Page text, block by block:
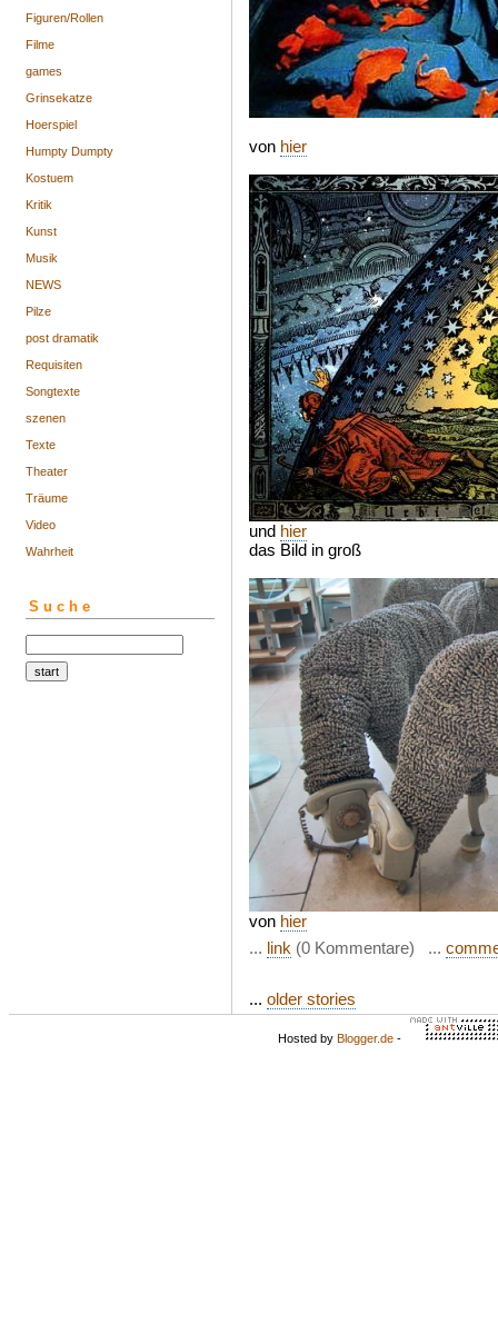
Figuren/Rollen
Filme
games
Grinsekatze
Hoerspiel
Humpty Dumpty
Kostuem
Kritik
Kunst
Musik
NEWS
Pilze
post dramatik
Requisiten
Songtexte
szenen
Texte
Theater
Träume
Video
Wahrheit
Suche
von hier
und hier
das Bild in groß
von hier
... link (0 Kommentare) ...
... older stories
Hosted by Blogger.de -